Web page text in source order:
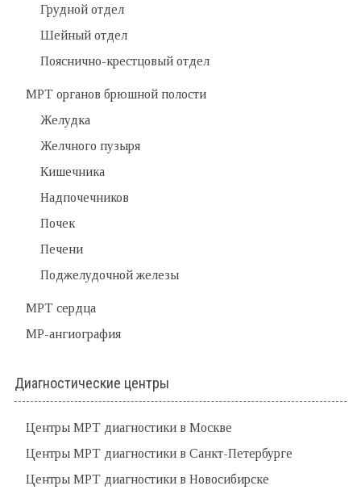
Грудной отдел
Шейный отдел
Пояснично-крестцовый отдел
МРТ органов брюшной полости
Желудка
Желчного пузыря
Кишечника
Надпочечников
Почек
Печени
Поджелудочной железы
МРТ сердца
МР-ангиография
Диагностические центры
Центры МРТ диагностики в Москве
Центры МРТ диагностики в Санкт-Петербурге
Центры МРТ диагностики в Новосибирске